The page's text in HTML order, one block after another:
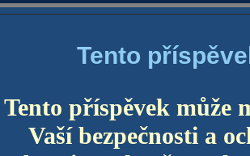
Tento
Tento příspěvek může
Vaší bezpečnosti a